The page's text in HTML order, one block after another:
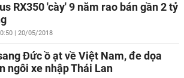
RX350 'cày' 9 năm rao bán gần 2 tỷ
| 20/05/2018
Đức ồ ạt về Việt Nam, đe dọa
ngôi xe nhập Thái Lan